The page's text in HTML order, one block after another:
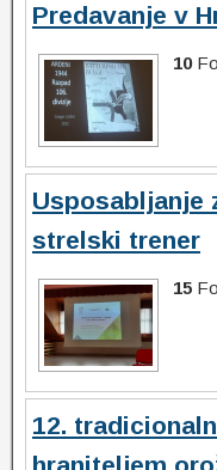
Predavanje v
10
Usposabljanje
strelski trener
15
12.